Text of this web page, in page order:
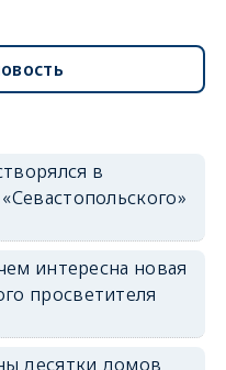
в
интересна новая
просветителя
десятки домов